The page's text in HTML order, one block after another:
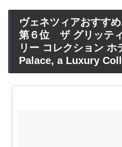
ヴェネツィアおすす
第６位 ザ グリッテ
リー コレクション
Palace, a Luxury